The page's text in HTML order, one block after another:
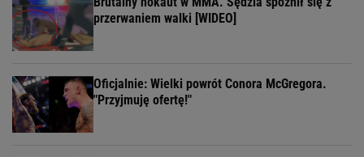
przerwaniem walki [WIDEO]
Oficjalnie: Wielki powrót Conora McGregora.
"Przyjmuję ofertę!"